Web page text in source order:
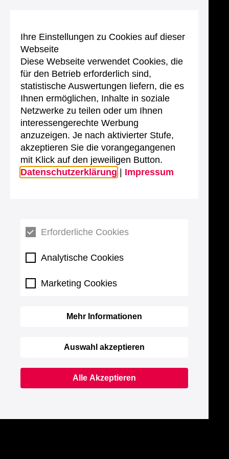
Ihre Einstellungen zu Cookies auf dieser
Webseite
Diese Webseite verwendet Cookies, die
für den Betrieb erforderlich sind,
statistische Auswertungen liefern, die es
Ihnen ermöglichen, Inhalte in soziale
Netzwerke zu teilen oder um Ihnen
interessengerechte Werbung
anzuzeigen. Je nach aktivierter Stufe,
akzeptieren Sie die vorangegangenen
mit Klick auf den jeweiligen Button.
Datenschutzerklärung
Impressum
Erforderliche Cookies
Analytische Cookies
Marketing Cookies
Mehr Informationen
Auswahl akzeptieren
Alle Akzeptieren